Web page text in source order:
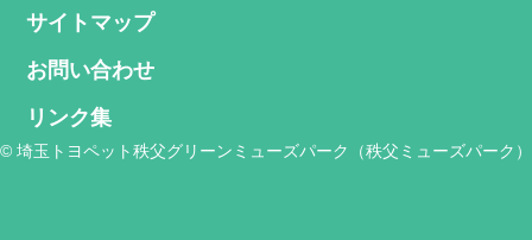
サイトマップ
お問い合わせ
リンク集
© 埼玉トヨペット秩父グリーンミューズパーク（秩父ミューズパーク）